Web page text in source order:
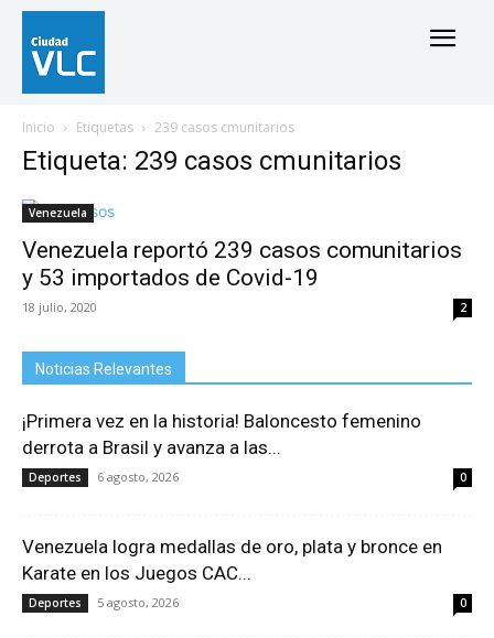
Inicio Etiquetas 239 casos cmunitarios
Etiqueta: 239 casos cmunitarios
Venezuela
Venezuela reportó 239 casos comunitarios
y 53 importados de Covid-19
18 julio, 2020 2
Noticias Relevantes
¡Primera vez en la historia! Baloncesto femenino
derrota a Brasil y avanza a las...
Deportes 6 agosto, 2026 0
Venezuela logra medallas de oro, plata y bronce en
Karate en los Juegos CAC...
Deportes 5 agosto, 2026 0